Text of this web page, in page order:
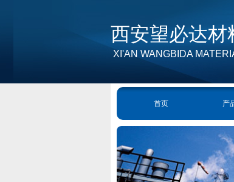
西安望必达材
XI'AN WANGBIDA
首页 产